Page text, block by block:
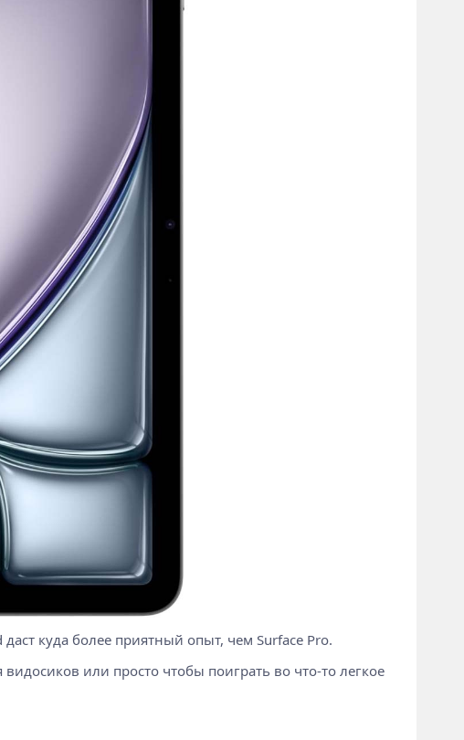
куда более приятный опыт, чем Surface Pro.
или просто чтобы поиграть во что-то легкое